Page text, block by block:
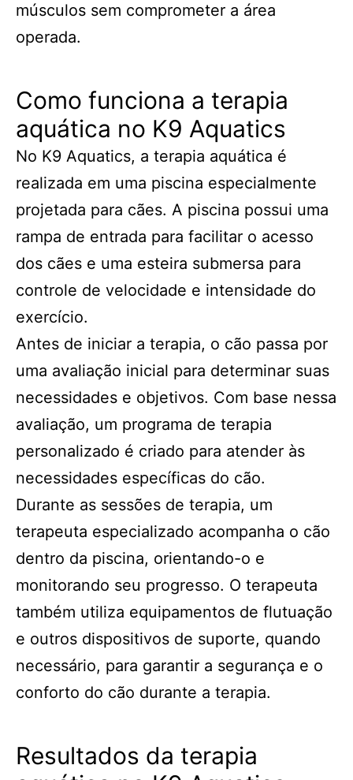
músculos sem comprometer a área
operada.
Como funciona a terapia
aquática no K9 Aquatics
No K9 Aquatics, a terapia aquática é
realizada em uma piscina especialmente
projetada para cães. A piscina possui uma
rampa de entrada para facilitar o acesso
dos cães e uma esteira submersa para
controle de velocidade e intensidade do
exercício.
Antes de iniciar a terapia, o cão passa por
uma avaliação inicial para determinar suas
necessidades e objetivos. Com base nessa
avaliação, um programa de terapia
personalizado é criado para atender às
necessidades específicas do cão.
Durante as sessões de terapia, um
terapeuta especializado acompanha o cão
dentro da piscina, orientando-o e
monitorando seu progresso. O terapeuta
também utiliza equipamentos de flutuação
e outros dispositivos de suporte, quando
necessário, para garantir a segurança e o
conforto do cão durante a terapia.
Resultados da terapia